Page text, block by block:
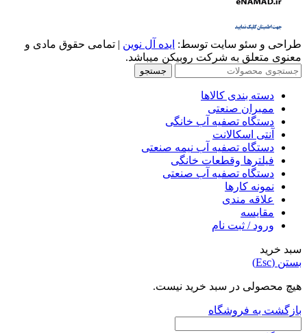
طراحی و سئو سایت توسط: ایده آل نوین | تمامی حقوق مادی و
معنوی متعلق به شرکت روبیکن میباشد.
جستجو
دسته بندی کالاها
ممبران صنعتی
دستگاه تصفیه آب خانگی
آنتی اسکالانت
دستگاه تصفیه آب نیمه صنعتی
فیلترها وقطعات خانگی
دستگاه تصفیه آب صنعتی
نمونه کارها
علاقه مندی
مقایسه
ورود / ثبت نام
سبد خرید
بستن (Esc)
هیچ محصولی در سبد خرید نیست.
بازگشت به فروشگاه